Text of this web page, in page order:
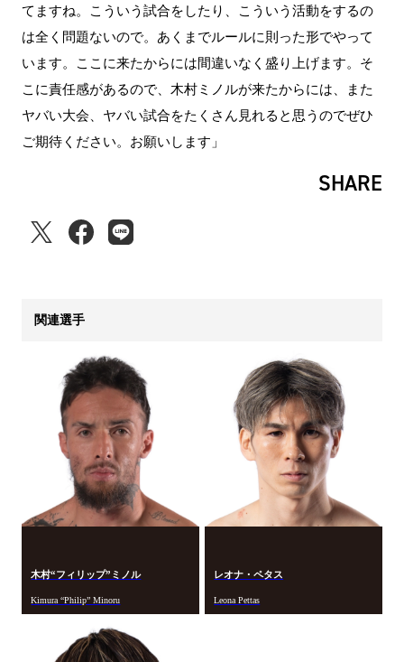
てますね。こういう試合をしたり、こういう活動をするの
は全く問題ないので。あくまでルールに則った形でやって
います。ここに来たからには間違いなく盛り上げます。そ
こに責任感があるので、木村ミノルが来たからには、また
ヤバい大会、ヤバい試合をたくさん見れると思うのでぜひ
ご期待ください。お願いします」
SHARE
関連選手
木村“フィリップ”ミノル
Kimura “Philip” Minoru
レオナ・ペタス
Leona Pettas